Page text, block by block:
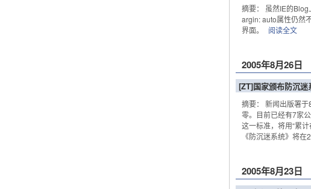
摘要： 虽然IE的
argin: auto属性仍然
界面。
阅读全文
2005年8月26日
[ZT]国家颁布防沉
摘要： 新闻出版署
零。目前已经有7家
这一标准，将用“累
《防沉迷系统》将在
2005年8月23日